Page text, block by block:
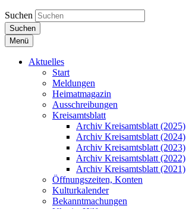
Suchen
Suchen
Menü
Aktuelles
Start
Meldungen
Heimatmagazin
Ausschreibungen
Kreisamtsblatt
Archiv Kreisamtsblatt (2025)
Archiv Kreisamtsblatt (2024)
Archiv Kreisamtsblatt (2023)
Archiv Kreisamtsblatt (2022)
Archiv Kreisamtsblatt (2021)
Öffnungszeiten, Konten
Kulturkalender
Bekanntmachungen